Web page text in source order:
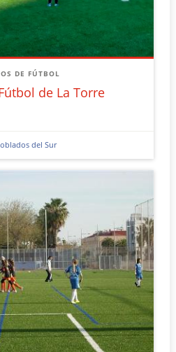
DE FÚTBOL
de La Torre
del Sur